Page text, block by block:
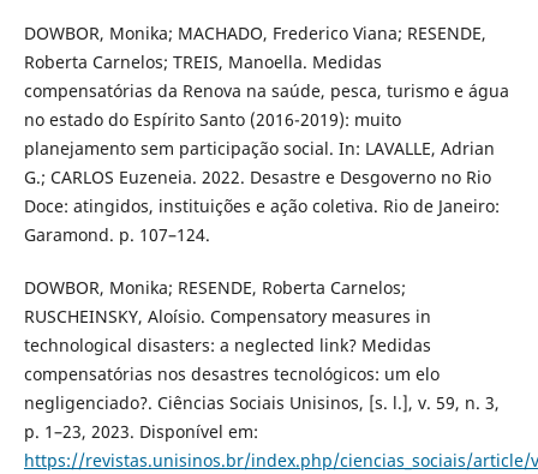
DOWBOR, Monika; MACHADO, Frederico Viana; RESENDE,
Roberta Carnelos; TREIS, Manoella. Medidas
compensatórias da Renova na saúde, pesca, turismo e água
no estado do Espírito Santo (2016-2019): muito
planejamento sem participação social. In: LAVALLE, Adrian
G.; CARLOS Euzeneia. 2022. Desastre e Desgoverno no Rio
Doce: atingidos, instituições e ação coletiva. Rio de Janeiro:
Garamond. p. 107–124.
DOWBOR, Monika; RESENDE, Roberta Carnelos;
RUSCHEINSKY, Aloísio. Compensatory measures in
technological disasters: a neglected link? Medidas
compensatórias nos desastres tecnológicos: um elo
negligenciado?. Ciências Sociais Unisinos, [s. l.], v. 59, n. 3,
p. 1–23, 2023. Disponível em:
https://revistas.unisinos.br/index.php/ciencias_sociais/article/